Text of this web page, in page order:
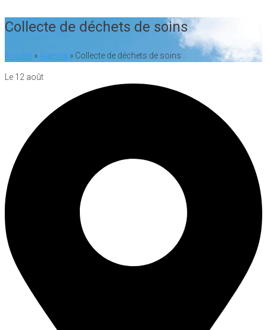
Collecte de déchets de soins
Accueil » Agenda » Collecte de déchets de soins
Le 12 août